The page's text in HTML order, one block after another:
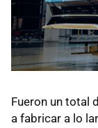
Fueron un total
a fabricar a lo